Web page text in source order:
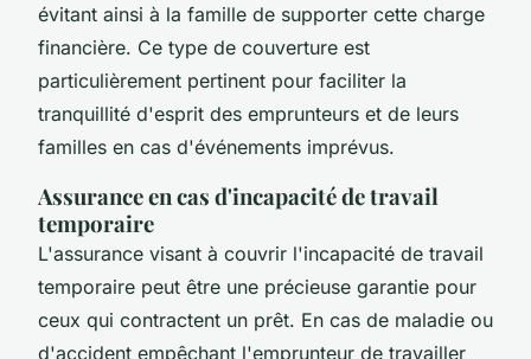
évitant ainsi à la famille de supporter cette charge
financière. Ce type de couverture est
particulièrement pertinent pour faciliter la
tranquillité d'esprit des emprunteurs et de leurs
familles en cas d'événements imprévus.
Assurance en cas d'incapacité de travail
temporaire
L'assurance visant à couvrir l'incapacité de travail
temporaire peut être une précieuse garantie pour
ceux qui contractent un prêt. En cas de maladie ou
d'accident empêchant l'emprunteur de travailler